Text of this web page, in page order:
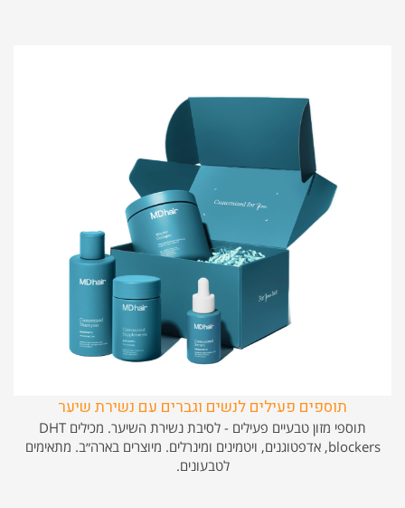
תוספים פעילים לנשים וגברים עם נשירת שיער
תוספי מזון טבעיים פעילים - לסיבת נשירת השיער. מכילים DHT
blockers, אדפטוגנים, ויטמינים ומינרלים. מיוצרים בארה״ב. מתאימים
לטבעונים.